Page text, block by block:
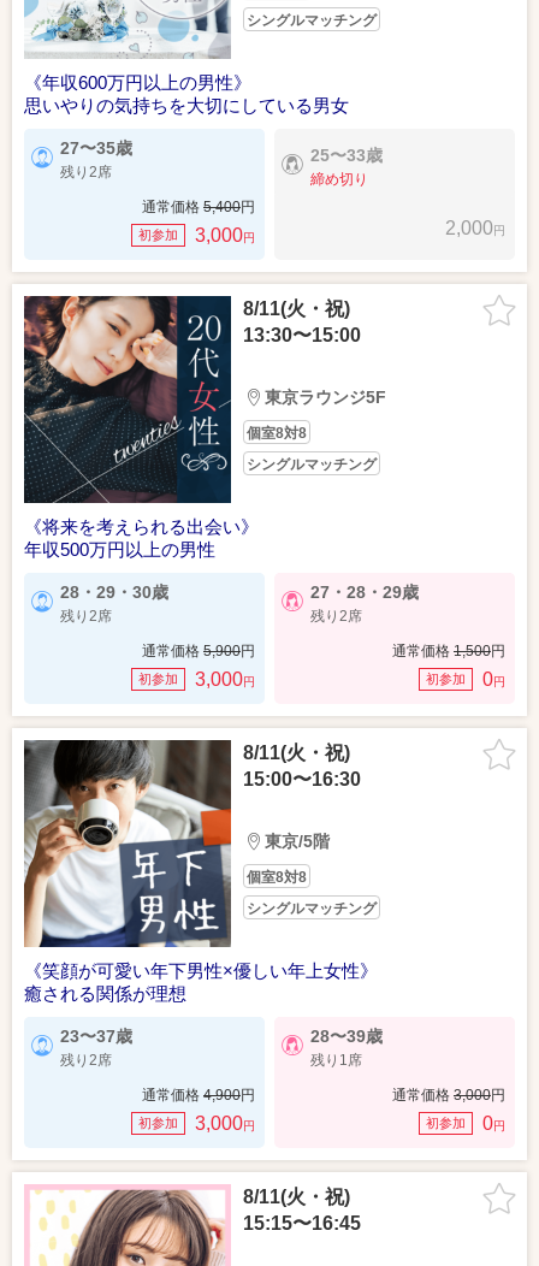
シングルマッチング
《年収600万円以上の男性》
思いやりの気持ちを大切にしている男女
27〜35歳
残り2席
通常価格 5,400円
初参加 3,000円
25〜33歳
締め切り
2,000円
8/11(火・祝)
13:30〜15:00
東京ラウンジ5F
個室8対8
シングルマッチング
《将来を考えられる出会い》
年収500万円以上の男性
28・29・30歳
残り2席
通常価格 5,900円
初参加 3,000円
27・28・29歳
残り2席
通常価格 1,500円
初参加 0円
8/11(火・祝)
15:00〜16:30
東京/5階
個室8対8
シングルマッチング
《笑顔が可愛い年下男性×優しい年上女性》
癒される関係が理想
23〜37歳
残り2席
通常価格 4,900円
初参加 3,000円
28〜39歳
残り1席
通常価格 3,000円
初参加 0円
8/11(火・祝)
15:15〜16:45